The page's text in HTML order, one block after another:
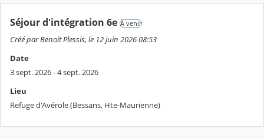
Séjour d'intégration 6e À venir
Créé par Benoit Plessis, le 12 juin 2026 08:53
Date
3 sept. 2026 - 4 sept. 2026
Lieu
Refuge d'Avérole (Bessans, Hte-Maurienne)